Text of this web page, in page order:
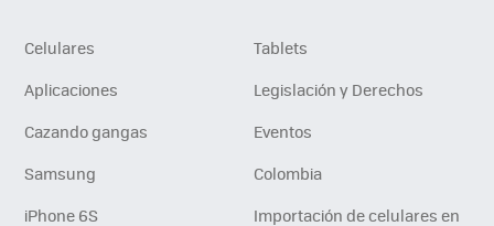
Celulares
Tablets
Aplicaciones
Legislación y Derechos
Cazando gangas
Eventos
Samsung
Colombia
iPhone 6S
Importación de celulares en